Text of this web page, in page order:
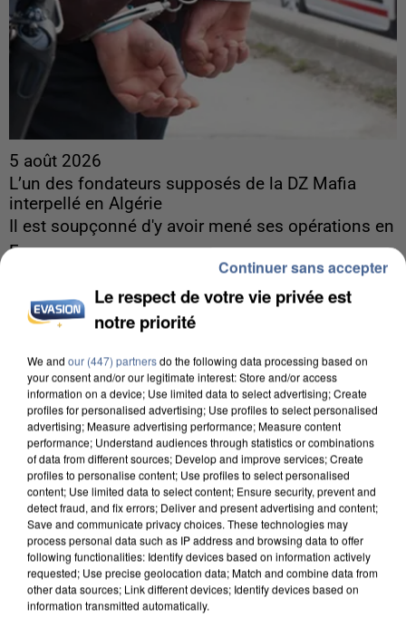
5 août 2026
L’un des fondateurs supposés de la DZ Mafia
interpellé en Algérie
Il est soupçonné d'y avoir mené ses opérations en
France.
5 août 2026
Une enquête ouverte à Marseille après la
Le respect de votre vie privée est
notre priorité
We and our (447) partnersdo the following data processing based on
your consent and/or our legitimate interest: Store and/or access
information on a device; Use limited data to select advertising; Create
profiles for personalised advertising; Use profiles to select personalised
advertising; Measure advertising performance; Measure content
performance; Understand audiences through statistics or combinations
of data from different sources; Develop and improve services; Create
profiles to personalise content; Use profiles to select personalised
content; Use limited data to select content; Ensure security, prevent and
detect fraud, and fix errors; Deliver and present advertising and content;
Save and communicate privacy choices. These technologies may
process personal data such as IP address and browsing data to offer
following functionalities: Identify devices based on information actively
requested; Use precise geolocation data; Match and combine data from
other data sources; Link different devices; Identify devices based on
information transmitted automatically.
Continuer sans accepter